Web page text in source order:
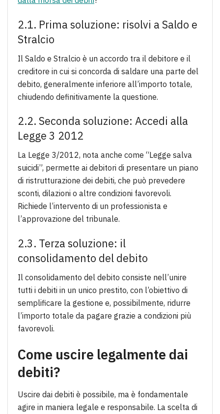
2.1. Prima soluzione: risolvi a Saldo e
Stralcio
Il Saldo e Stralcio è un accordo tra il debitore e il
creditore in cui si concorda di saldare una parte del
debito, generalmente inferiore all’importo totale,
chiudendo definitivamente la questione.
2.2. Seconda soluzione: Accedi alla
Legge 3 2012
La Legge 3/2012, nota anche come “Legge salva
suicidi”, permette ai debitori di presentare un piano
di ristrutturazione dei debiti, che può prevedere
sconti, dilazioni o altre condizioni favorevoli.
Richiede l’intervento di un professionista e
l’approvazione del tribunale.
2.3. Terza soluzione: il
consolidamento del debito
Il consolidamento del debito consiste nell’unire
tutti i debiti in un unico prestito, con l’obiettivo di
semplificare la gestione e, possibilmente, ridurre
l’importo totale da pagare grazie a condizioni più
favorevoli.
Come uscire legalmente dai
debiti?
Uscire dai debiti è possibile, ma è fondamentale
agire in maniera legale e responsabile. La scelta di